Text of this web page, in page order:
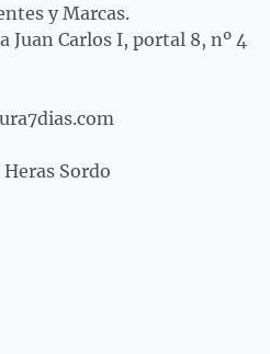
y Marcas.
Juan Carlos I, portal 8, nº 4
Sordo